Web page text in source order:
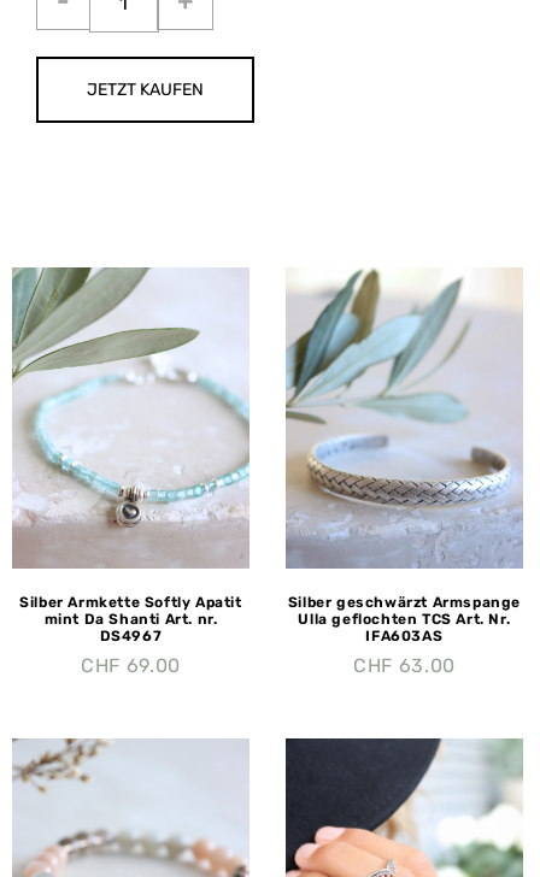
JETZT KAUFEN
Silber Armkette Softly Apatit
mint Da Shanti Art. nr.
DS4967
CHF 69.00
Silber geschwärzt Armspange
Ulla geflochten TCS Art. Nr.
IFA603AS
CHF 63.00